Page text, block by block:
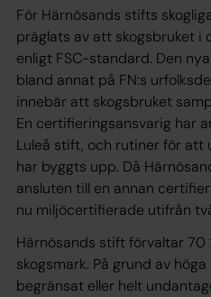
För Härnösands stifts
präglats av att skogsbruket
enligt FSC-standard. Den
bland annat på FN:s
innebär att skogsbruket
En certifieringsansvarig har
Luleå stift, och rutiner för att
har byggts upp. Då
ansluten till en annan
nu miljöcertifierade utifrån
Härnösands stift förvaltar
skogsmark. På grund av
begränsat eller helt